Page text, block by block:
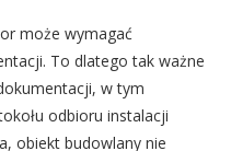
może wymagać
To dlatego tak ważne
w tym
odbioru instalacji
obiekt budowlany nie